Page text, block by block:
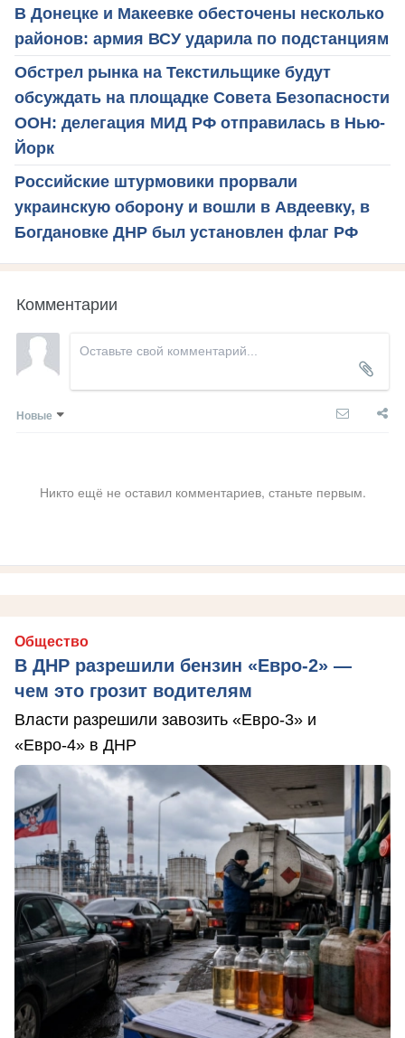
В Донецке и Макеевке обесточены несколько
районов: армия ВСУ ударила по подстанциям
Обстрел рынка на Текстильщике будут
обсуждать на площадке Совета Безопасности
ООН: делегация МИД РФ отправилась в Нью-
Йорк
Российские штурмовики прорвали
украинскую оборону и вошли в Авдеевку, в
Богдановке ДНР был установлен флаг РФ
Комментарии
Новые
Никто ещё не оставил комментариев, станьте первым.
Общество
В ДНР разрешили бензин «Евро-2» —
чем это грозит водителям
Власти разрешили завозить «Евро-3» и
«Евро-4» в ДНР